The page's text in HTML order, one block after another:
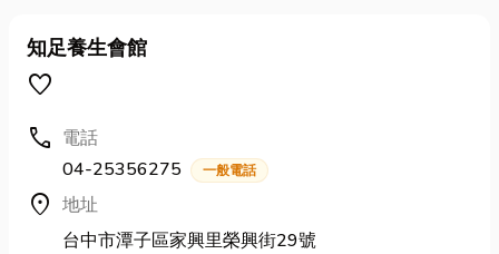
知足養生會館
favorite
call 電話
04-25356275
一般電話
location_on 地址
台中市潭子區家興里榮興街29號